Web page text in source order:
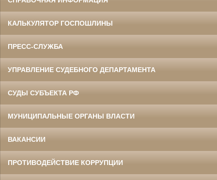
КАЛЬКУЛЯТОР ГОСПОШЛИНЫ
ПРЕСС-СЛУЖБА
УПРАВЛЕНИЕ СУДЕБНОГО ДЕПАРТАМЕНТА
СУДЫ СУБЪЕКТА РФ
МУНИЦИПАЛЬНЫЕ ОРГАНЫ ВЛАСТИ
ВАКАНСИИ
ПРОТИВОДЕЙСТВИЕ КОРРУПЦИИ